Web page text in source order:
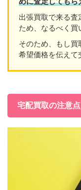
出張買取で来る査
ため、なるべく買
そのため、もし買
希望価格を伝えて
宅配買取の注意点